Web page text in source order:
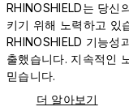
RHINOSHIELD는 당신
키기 위해 노력하고 있
RHINOSHIELD 기능성
출했습니다. 지속적인
믿습니다.
더 알아보기